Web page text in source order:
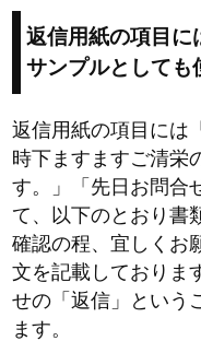
返信用紙の項目に
サンプルとしても
返信用紙の項目には
時下ますますご清栄
す。」「先日お問合
て、以下のとおり書
確認の程、宜しくお
文を記載しておりま
せの「返信」という
ます。